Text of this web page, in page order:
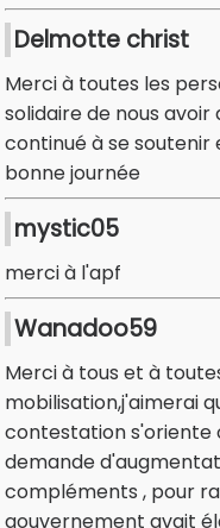
Delmotte christ
Merci à toutes les
solidaire de nous
continué à se soutenir
bonne journée
mystic05
merci à l'apf
Wanadoo59
Merci à tous et à
mobilisation,j'aimerai
contestation s'oriente
demande
compléments , pour
gouvernement avait